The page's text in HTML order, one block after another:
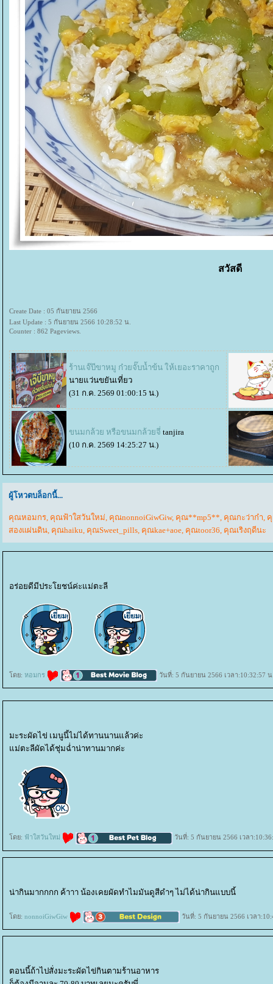
สวัสดี
Create Date : 05 กันยายน 2566
Last Update : 5 กันยายน 2566 10:28:52 น.
Counter : 862 Pageviews.
ร้านเจ๊บีขาหมู ก๋วยจั๊บน้ำข้น ให้เยอะราคาถูก
นายแว่นขยันเที่ยว
(31 ก.ค. 2569 01:00:15 น.)
ขนมกล้วย หรือขนมกล้วยจี่ tanjira
(10 ก.ค. 2569 14:25:27 น.)
ผู้โหวตบล็อกนี้...
คุณหอมกร, คุณฟ้าใสวันใหม่, คุณnonnoiGiwGiw, คุณ**mp5**, คุณกะว่าก๋า,
สองแผ่นดิน, คุณhaiku, คุณSweet_pills, คุณkae+aoe, คุณtoor36, คุณเริงฤดีนะ
อร่อยดีมีประโยชน์ค่ะแม่ตะลี
ดย: หอมกร วันที่: 5 กันยายน 2566 เวลา:10:32:57
มะระผัดไข่ เมนูนี้ไม่ได้ทานนานแล้วค่ะ
ม่ตะลีผัดได้ชุ่มฉ่ำน่าทานมากค่ะ
ดย: ฟ้าใสวันใหม่ วันที่: 5 กันยายน 2566 เวลา
น่ากินมากกกก ค้าาา น้องเคยผัดทำไมมันดูสีดำๆ ไม่ได้น่ากินแบบนี้
ดย: nonnoiGiwGiw วันที่: 5 กันยายน 2566 เวลา
ตอนนี้ถ้าไปสั่งมะระผัดไข่กินตามร้านอาหาร